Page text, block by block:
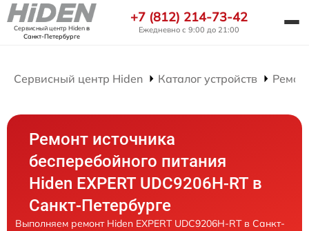
Сервисный центр Hidenв
Санкт-Петербурге
+7 (812) 214-73-42
Ежедневно с 9:00 до 21:00
Сервисный центр Hiden Каталог устройств
Ремонт источника
бесперебойного питания
Hiden EXPERT UDC9206H-RT в
Санкт-Петербурге
Выполняем ремонт Hiden EXPERT UDC9206H-RT в Санкт-